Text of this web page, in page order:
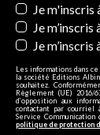
Je
Je
Je
Les informations dans
la société Editions
souhaitez.
Règlement (UE) 2016/
d’opposition aux
contactant par courriel
Service Communication
politique de protection